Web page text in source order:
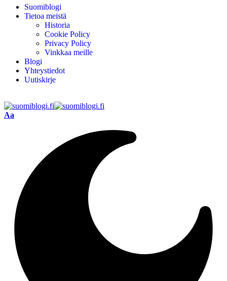
Suomiblogi
Tietoa meistä
Historia
Cookie Policy
Privacy Policy
Vinkkaa meille
Blogi
Yhteystiedot
Uutiskirje
Aa